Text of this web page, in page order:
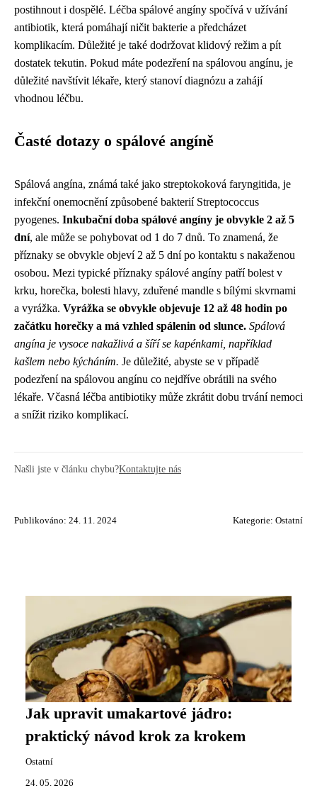
postihnout i dospělé. Léčba spálové angíny spočívá v užívání
antibiotik, která pomáhají ničit bakterie a předcházet
komplikacím. Důležité je také dodržovat klidový režim a pít
dostatek tekutin. Pokud máte podezření na spálovou angínu, je
důležité navštívit lékaře, který stanoví diagnózu a zahájí
vhodnou léčbu.
Časté dotazy o spálové angíně
Spálová angína, známá také jako streptokoková faryngitida, je
infekční onemocnění způsobené bakterií Streptococcus
pyogenes. Inkubační doba spálové angíny je obvykle 2 až 5
dní, ale může se pohybovat od 1 do 7 dnů. To znamená, že
příznaky se obvykle objeví 2 až 5 dní po kontaktu s nakaženou
osobou. Mezi typické příznaky spálové angíny patří bolest v
krku, horečka, bolesti hlavy, zduřené mandle s bílými skvrnami
a vyrážka. Vyrážka se obvykle objevuje 12 až 48 hodin po
začátku horečky a má vzhled spálenin od slunce. Spálová
angína je vysoce nakažlivá a šíří se kapénkami, například
kašlem nebo kýcháním. Je důležité, abyste se v případě
podezření na spálovou angínu co nejdříve obrátili na svého
lékaře. Včasná léčba antibiotiky může zkrátit dobu trvání nemoci
a snížit riziko komplikací.
Našli jste v článku chybu?Kontaktujte nás
Publikováno: 24. 11. 2024 Kategorie: Ostatní
Jak upravit umakartové jádro:
praktický návod krok za krokem
Ostatní
24. 05. 2026